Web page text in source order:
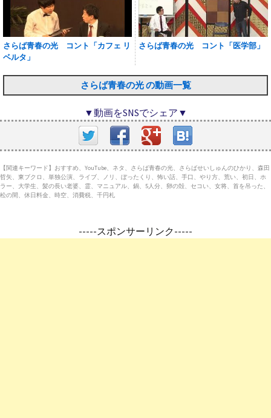
さらば青春の光 コント「カフェ リ
ベルタ」
さらば青春の光 コント「医学部」
さらば青春の光 の動画一覧
▼動画をSNSでシェア▼
【関連キーワード】おすすめ、YouTube、ネタ、さらば青春の光、さらばせいしゅんのひかり、森田
哲矢、東ブクロ、単独公演、ライブ、ノリ、ぼったくり、怖い話、手口、やり方、荒い、初日、ホ
ラー、大学生、髪の長い老婆、霊、マニュアル、鍋、5人分、卵の殻、セコい、女将、首を吊った、
松の間、休日料金、時空、消費税、千円札
-----スポンサーリンク-----